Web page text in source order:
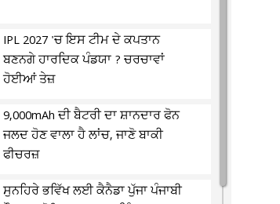
IPL 2027 'ਚ ਇਸ ਟੀਮ ਦੇ ਕਪਤਾਨ
ਬਣਨਗੇ ਹਾਰਦਿਕ ਪੰਡਯਾ ? ਚਰਚਾਵਾਂ
ਹੋਈਆਂ ਤੇਜ਼
9,000mAh ਦੀ ਬੈਟਰੀ ਦਾ ਸ਼ਾਨਦਾਰ ਫੋਨ
ਜਲਦ ਹੋਣ ਵਾਲਾ ਹੈ ਲਾਂਚ, ਜਾਣੋ ਬਾਕੀ
ਫੀਚਰਜ਼
ਸੁਨਹਿਰੇ ਭਵਿੱਖ ਲਈ ਕੈਨੈਡਾ ਪੁੱਜਾ ਪੰਜਾਬੀ